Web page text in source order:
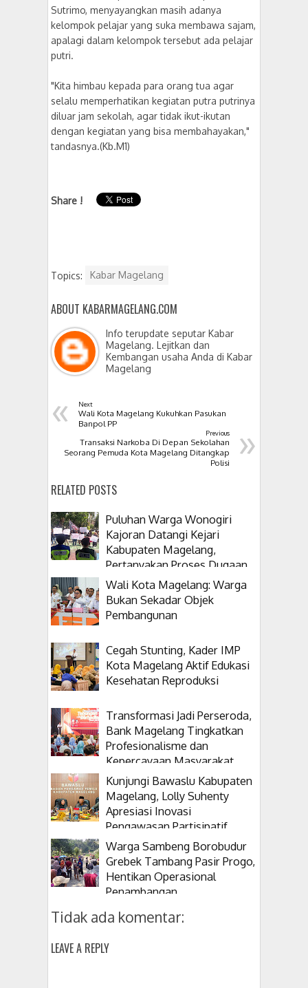
Sutrimo, menyayangkan masih adanya
kelompok pelajar yang suka membawa sajam,
apalagi dalam kelompok tersebut ada pelajar
putri.
"Kita himbau kepada para orang tua agar
selalu memperhatikan kegiatan putra putrinya
diluar jam sekolah, agar tidak ikut-ikutan
dengan kegiatan yang bisa membahayakan,"
tandasnya.(Kb.M1)
Share !
Topics: Kabar Magelang
ABOUT KABARMAGELANG.COM
Info terupdate seputar Kabar
Magelang. Lejitkan dan
Kembangan usaha Anda di Kabar
Magelang
« Next
Wali Kota Magelang Kukuhkan Pasukan
Banpol PP
»
Previous
Transaksi Narkoba Di Depan Sekolahan
Seorang Pemuda Kota Magelang Ditangkap
Polisi
RELATED POSTS
Puluhan Warga Wonogiri
Kajoran Datangi Kejari
Kabupaten Magelang,
Pertanyakan Proses Dugaan
Korupsi Kepala Desanya
Wali Kota Magelang: Warga
Bukan Sekadar Objek
Pembangunan
Cegah Stunting, Kader IMP
Kota Magelang Aktif Edukasi
Kesehatan Reproduksi
Transformasi Jadi Perseroda,
Bank Magelang Tingkatkan
Profesionalisme dan
Kepercayaan Masyarakat
Kunjungi Bawaslu Kabupaten
Magelang, Lolly Suhenty
Apresiasi Inovasi
Pengawasan Partisipatif
Warga Sambeng Borobudur
Grebek Tambang Pasir Progo,
Hentikan Operasional
Penambangan
Tidak ada komentar:
LEAVE A REPLY